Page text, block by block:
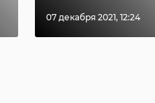
07 декабря 2021, 12:24